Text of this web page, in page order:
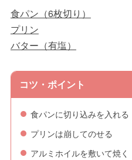
食パン（6枚切り）
プリン
バター（有塩）
コツ・ポイント
食パンに切り込みを入れる
プリンは崩してのせる
アルミホイルを敷いて焼く